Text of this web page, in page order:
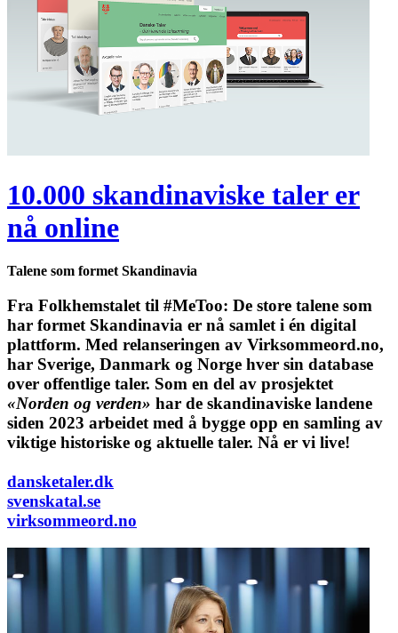
10.000 skandinaviske taler er
nå online
Talene som formet Skandinavia
Fra Folkhemstalet til #MeToo: De store talene som
har formet Skandinavia er nå samlet i én digital
plattform. Med relanseringen av Virksommeord.no,
har Sverige, Danmark og Norge hver sin database
over offentlige taler. Som en del av prosjektet
«Norden og verden» har de skandinaviske landene
siden 2023 arbeidet med å bygge opp en samling av
viktige historiske og aktuelle taler. Nå er vi live!
dansketaler.dk
svenskatal.se
virksommeord.no